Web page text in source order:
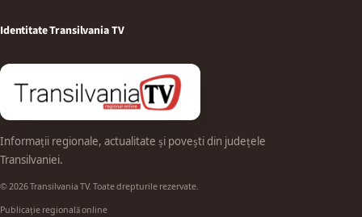
Identitate Transilvania TV
Informații regionale, actualitate și povești din județele
Transilvaniei.
© 2026 Transilvania TV. Toate drepturile rezervate.
Publicație regională online